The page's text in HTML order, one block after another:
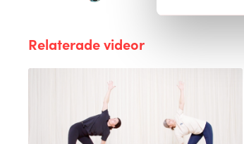
Relaterade videor